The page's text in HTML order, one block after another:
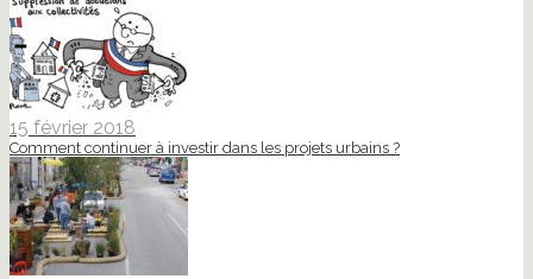
15 février 2018
Comment continuer à investir dans les projets urbains ?